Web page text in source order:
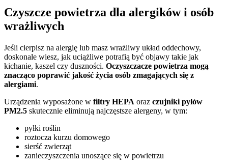
Czyszcze powietrza dla alergików i osób
wrażliwych
Jeśli cierpisz na alergię lub masz wrażliwy układ oddechowy,
doskonale wiesz, jak uciążliwe potrafią być objawy takie jak
kichanie, kaszel czy duszności. Oczyszczacze powietrza mogą
znacząco poprawić jakość życia osób zmagających się z
alergiami.
Urządzenia wyposażone w filtry HEPA oraz czujniki pyłów
PM2.5 skutecznie eliminują najczęstsze alergeny, w tym:
pyłki roślin
roztocza kurzu domowego
sierść zwierząt
zanieczyszczenia unoszące się w powietrzu